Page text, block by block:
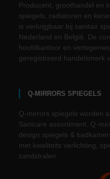
Producent, groothandel en
spiegels, radiatoren en
is verkrijgbaar bij sanitair
Nederland en België. De
hoofdkantoor en
geregistreerd handelsmerk
Q-MIRRORS SPIEGELS
Q-mirrors spiegels worden
Sanicare assortiment. Q-
design spiegels &
met kwaliteits verlichting,
zandstralen.